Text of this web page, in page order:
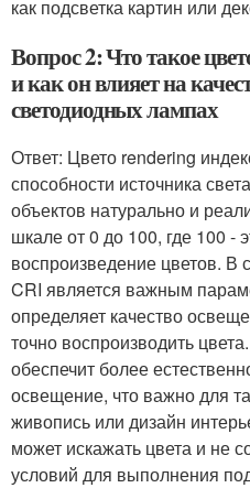
как подсветка картин или
Вопрос 2: Что такое
и как он влияет на
светодиодных лампах
Ответ: Цвето rendering
способности источника
объектов натурально и
шкале от 0 до 100, где 100 -
воспроизведение цветов. В
CRI является важным
определяет качество
точно воспроизводить
обеспечит более
освещение, что важно для
живопись или дизайн
может искажать цвета и не
условий для выполнения